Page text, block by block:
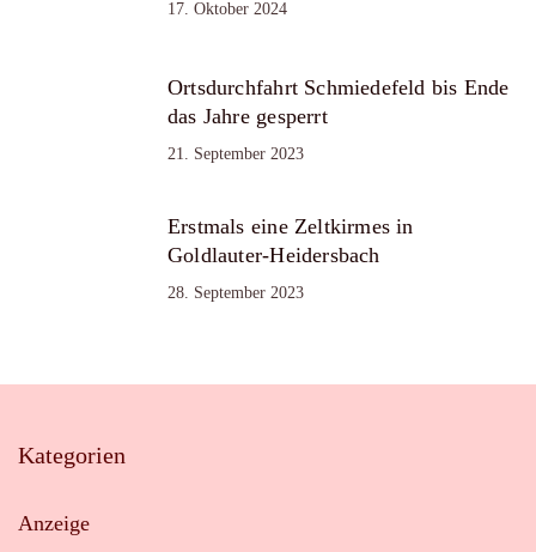
17. Oktober 2024
Ortsdurchfahrt Schmiedefeld bis Ende
das Jahre gesperrt
21. September 2023
Erstmals eine Zeltkirmes in
Goldlauter-Heidersbach
28. September 2023
Kategorien
Anzeige